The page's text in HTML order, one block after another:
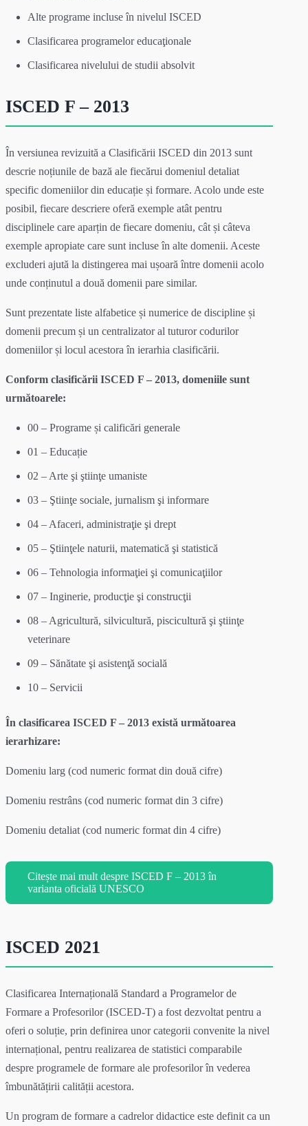
Alte programe incluse în nivelul ISCED
Clasificarea programelor educaţionale
Clasificarea nivelului de studii absolvit
ISCED F – 2013
În versiunea revizuită a Clasificării ISCED din 2013 sunt
descrie noțiunile de bază ale fiecărui domeniul detaliat
specific domeniilor din educație și formare. Acolo unde este
posibil, fiecare descriere oferă exemple atât pentru
disciplinele care aparțin de fiecare domeniu, cât și câteva
exemple apropiate care sunt incluse în alte domenii. Aceste
excluderi ajută la distingerea mai ușoară între domenii acolo
unde conținutul a două domenii pare similar.
Sunt prezentate liste alfabetice și numerice de discipline și
domenii precum și un centralizator al tuturor codurilor
domeniilor și locul acestora în ierarhia clasificării.
Conform clasificării ISCED F – 2013, domeniile sunt
următoarele:
00 – Programe și calificări generale
01 – Educație
02 – Arte şi ştiinţe umaniste
03 – Ştiinţe sociale, jurnalism şi informare
04 – Afaceri, administraţie şi drept
05 – Ştiinţele naturii, matematică şi statistică
06 – Tehnologia informaţiei şi comunicaţiilor
07 – Inginerie, producţie şi construcţii
08 – Agricultură, silvicultură, piscicultură şi ştiinţe
veterinare
09 – Sănătate şi asistenţă socială
10 – Servicii
În clasificarea ISCED F – 2013 există următoarea
ierarhizare:
Domeniu larg (cod numeric format din două cifre)
Domeniu restrâns (cod numeric format din 3 cifre)
Domeniu detaliat (cod numeric format din 4 cifre)
Citește mai mult despre ISCED F – 2013 în
varianta oficială UNESCO
ISCED 2021
Clasificarea Internațională Standard a Programelor de
Formare a Profesorilor (ISCED-T) a fost dezvoltat pentru a
oferi o soluție, prin definirea unor categorii convenite la nivel
internațional, pentru realizarea de statistici comparabile
despre programele de formare ale profesorilor în vederea
îmbunătățirii calității acestora.
Un program de formare a cadrelor didactice este definit ca un